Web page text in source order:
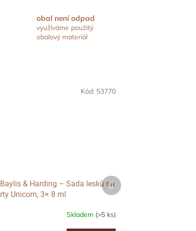
obal není odpad
využíváme použitý
obalový materiál
Baylis & Harding – Sada lesků na
rty Unicorn, 3× 8 ml
Skladem (>5 ks)
Kód: 53770
Další
produkt